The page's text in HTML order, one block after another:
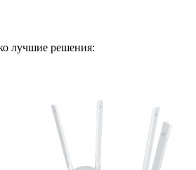
лучшие решения: